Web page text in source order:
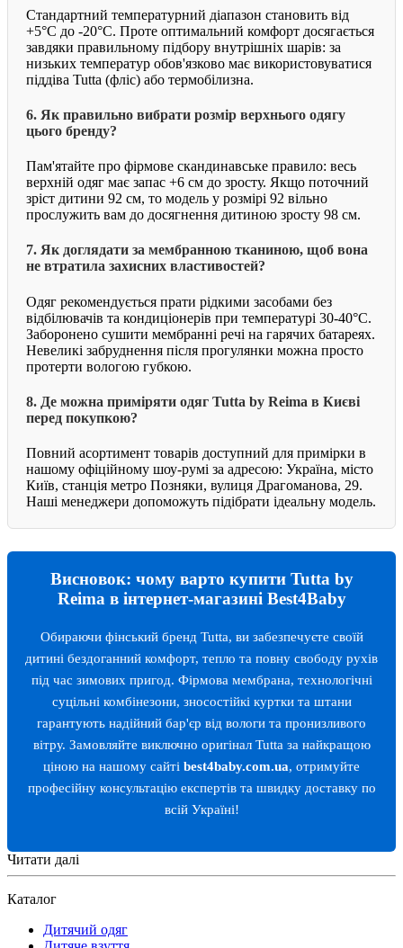
Стандартний температурний діапазон становить від
+5°C до -20°C. Проте оптимальний комфорт досягається
завдяки правильному підбору внутрішніх шарів: за
низьких температур обов'язково має використовуватися
піддіва Tutta (фліс) або термобілизна.
6. Як правильно вибрати розмір верхнього одягу
цього бренду?
Пам'ятайте про фірмове скандинавське правило: весь
верхній одяг має запас +6 см до зросту. Якщо поточний
зріст дитини 92 см, то модель у розмірі 92 вільно
прослужить вам до досягнення дитиною зросту 98 см.
7. Як доглядати за мембранною тканиною, щоб вона
не втратила захисних властивостей?
Одяг рекомендується прати рідкими засобами без
відбілювачів та кондиціонерів при температурі 30-40°C.
Заборонено сушити мембранні речі на гарячих батареях.
Невеликі забруднення після прогулянки можна просто
протерти вологою губкою.
8. Де можна приміряти одяг Tutta by Reima в Києві
перед покупкою?
Повний асортимент товарів доступний для примірки в
нашому офіційному шоу-румі за адресою: Україна, місто
Київ, станція метро Позняки, вулиця Драгоманова, 29.
Наші менеджери допоможуть підібрати ідеальну модель.
Висновок: чому варто купити Tutta by
Reima в інтернет-магазині Best4Baby
Обираючи фінський бренд Tutta, ви забезпечуєте своїй
дитині бездоганний комфорт, тепло та повну свободу рухів
під час зимових пригод. Фірмова мембрана, технологічні
суцільні комбінезони, зносостійкі куртки та штани
гарантують надійний бар'єр від вологи та пронизливого
вітру. Замовляйте виключно оригінал Tutta за найкращою
ціною на нашому сайті best4baby.com.ua, отримуйте
професійну консультацію експертів та швидку доставку по
всій Україні!
Читати далі
Каталог
Дитячий одяг